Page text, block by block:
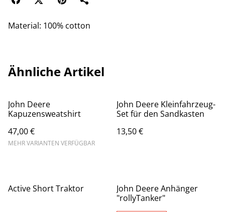
Material: 100% cotton
Ähnliche Artikel
John Deere
Kapuzensweatshirt
47,00 €
MEHR VARIANTEN VERFÜGBAR
John Deere Kleinfahrzeug-
Set für den Sandkasten
13,50 €
Active Short Traktor
John Deere Anhänger
"rollyTanker"